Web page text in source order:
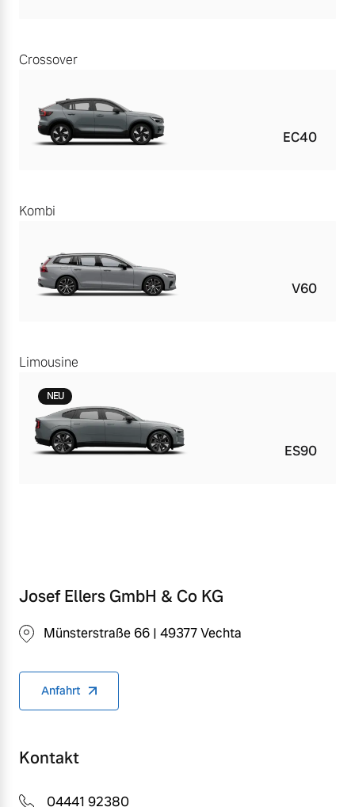
Crossover
EC40
Kombi
V60
Limousine
NEU
ES90
Josef Ellers GmbH & Co KG
Münsterstraße 66 | 49377 Vechta
Anfahrt
Kontakt
04441 92380